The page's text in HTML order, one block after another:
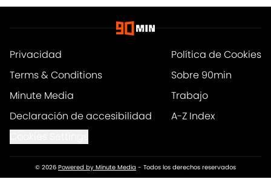
Privacidad
Política de Cookies
Terms & Conditions
Sobre 90min
Minute Media
Trabajo
Declaración de accesibilidad
A-Z Index
© 2026 Powered by Minute Media - Todos los derechos reservados